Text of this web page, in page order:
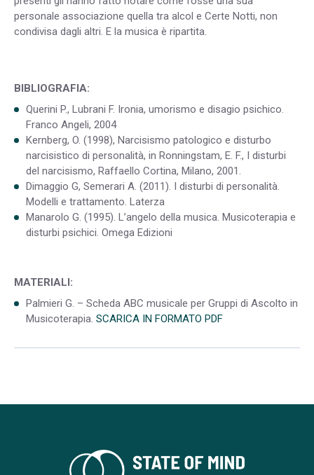
personale associazione quella tra alcol e Certe Notti, non
condivisa dagli altri. E la musica è ripartita.
BIBLIOGRAFIA:
Querini P., Lubrani F. Ironia, umorismo e disagio psichico.
Franco Angeli, 2004
Kernberg, O. (1998), Narcisismo patologico e disturbo
narcisistico di personalità, in Ronningstam, E. F., I disturbi
del narcisismo, Raffaello Cortina, Milano, 2001.
Dimaggio G, Semerari A. (2011). I disturbi di personalità.
Modelli e trattamento. Laterza
Manarolo G. (1995). L’angelo della musica. Musicoterapia e
disturbi psichici. Omega Edizioni
MATERIALI:
Palmieri G. – Scheda ABC musicale per Gruppi di Ascolto in
Musicoterapia. SCARICA IN FORMATO PDF